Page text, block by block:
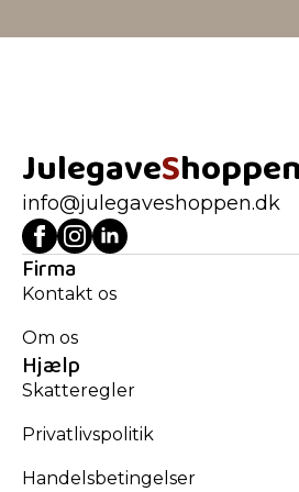
JulegaveShoppen
info@julegaveshoppen.dk
Firma
Kontakt os
Om os
Hjælp
Skatteregler
Privatlivspolitik
Handelsbetingelser